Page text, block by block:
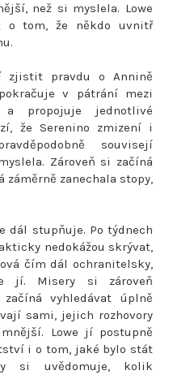
než si myslela. Lowe
o tom, že někdo uvnitř
zjistit pravdu o Annině
v pátrání mezi
propojuje jednotlivé
že Serenino zmizení i
souvisejí
Zároveň si začíná
záměrně zanechala stopy,
dál stupňuje. Po týdnech
nedokážou skrývat,
čím dál ochranitelsky,
jí. Misery si zároveň
vyhledávat úplně
sami, jejich rozhovory
Lowe jí postupně
i o tom, jaké bylo stát
si uvědomuje, kolik